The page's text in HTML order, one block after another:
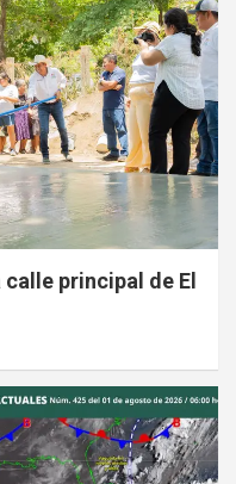
principal de El